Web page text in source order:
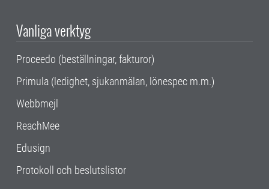
Vanliga verktyg
Proceedo (beställningar, fakturor)
Primula (ledighet, sjukanmälan, lönespec m.m.)
Webbmejl
ReachMee
Edusign
Protokoll och beslutslistor